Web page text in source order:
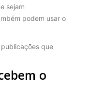
sejam
podem usar o
que
o